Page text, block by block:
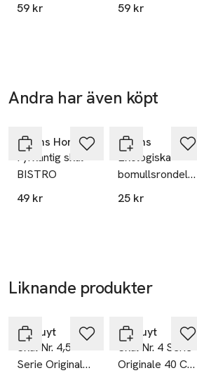
59 kr
59 kr
Andra har även köpt
Åhléns Home
Fyrkantig skål
BISTRO
49 kr
Ta 2 betala
Åhléns
Ekologiska
bomullsrondeller,
80 st
25 kr
Liknande produkter
Pillivuyt
Skål Nr. 4,5
Serie Originale
Pillivuyt
Skål Nr. 4 Serie
Originale 40 Cl